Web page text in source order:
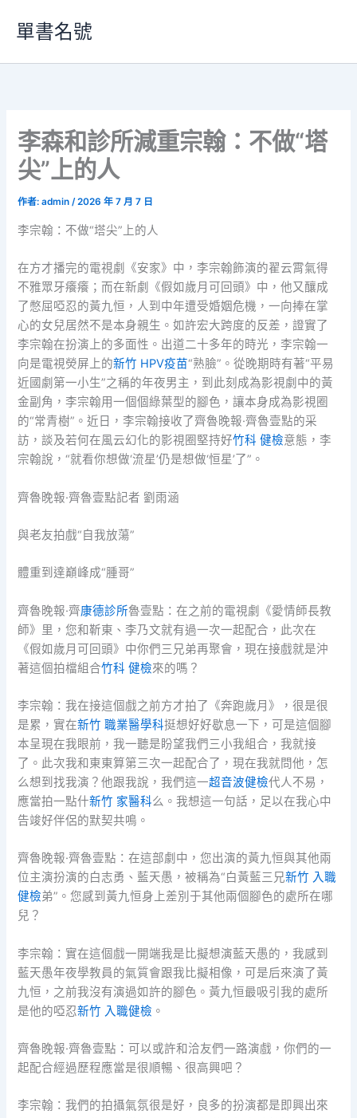
要
單書名號
李森和診所減重宗翰：不做“塔
尖”上的人
作者:admin/2026 年 7 月 7 日
李宗翰：不做“塔尖”上的人
在方才播完的電視劇《安家》中，李宗翰飾演的翟云霄氣得
不雅眾牙癢癢；而在新劇《假如歲月可回頭》中，他又釀成
了憋屈啞忍的黃九恒，人到中年遭受婚姻危機，一向捧在掌
心的女兒居然不是本身親生。如許宏大跨度的反差，證實了
李宗翰在扮演上的多面性。出道二十多年的時光，李宗翰一
向是電視熒屏上的新竹 HPV疫苗“熟臉”。從晚期時有著“平易
近國劇第一小生”之稱的年夜男主，到此刻成為影視劇中的黃
金副角，李宗翰用一個個綠葉型的腳色，讓本身成為影視圈
的“常青樹”。近日，李宗翰接收了齊魯晚報·齊魯壹點的采
訪，談及若何在風云幻化的影視圈堅持好竹科 健檢意態，李
宗翰說，“就看你想做‘流星’仍是想做‘恒星’了”。
齊魯晚報·齊魯壹點記者 劉雨涵
與老友拍戲“自我放蕩”
體重到達巔峰成“腫哥”
齊魯晚報·齊康德診所魯壹點：在之前的電視劇《愛情師長教
師》里，您和靳東、李乃文就有過一次一起配合，此次在
《假如歲月可回頭》中你們三兄弟再聚會，現在接戲就是沖
著這個拍檔組合竹科 健檢來的嗎？
李宗翰：我在接這個戲之前方才拍了《奔跑歲月》，很是很
是累，實在新竹 職業醫學科挺想好好歇息一下，可是這個腳
本呈現在我眼前，我一聽是盼望我們三小我組合，我就接
了。此次我和東東算第三次一起配合了，現在我就問他，怎
么想到找我演？他跟我說，我們這一超音波健檢代人不易，
應當拍一點什新竹 家醫科么。我想這一句話，足以在我心中
告竣好伴侶的默契共鳴。
齊魯晚報·齊魯壹點：在這部劇中，您出演的黃九恒與其他兩
位主演扮演的白志勇、藍天愚，被稱為“白黃藍三兄新竹 入職
健檢弟”。您感到黃九恒身上差別于其他兩個腳色的處所在哪
兒？
李宗翰：實在這個戲一開端我是比擬想演藍天愚的，我感到
藍天愚年夜學教員的氣質會跟我比擬相像，可是后來演了黃
九恒，之前我沒有演過如許的腳色。黃九恒最吸引我的處所
是他的啞忍新竹 入職健檢 。
齊魯晚報·齊魯壹點：可以或許和洽友們一路演戲，你們的一
起配合經過歷程應當是很順暢、很高興吧？
李宗翰：我們的拍攝氣氛很是好，良多的扮演都是即興出來